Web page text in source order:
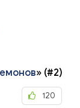
» (#2)
120